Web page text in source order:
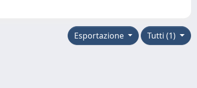
Tutti (1)
Esportazione